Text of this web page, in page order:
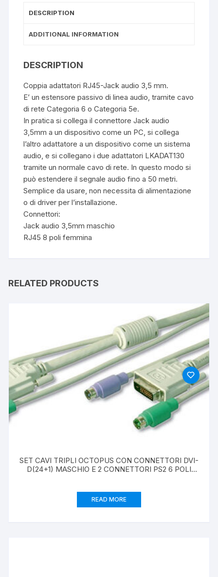
DESCRIPTION
ADDITIONAL INFORMATION
DESCRIPTION
Coppia adattatori RJ45-Jack audio 3,5 mm.
E’ un estensore passivo di linea audio, tramite cavo
di rete Categoria 6 o Categoria 5e.
In pratica si collega il connettore Jack audio
3,5mm a un dispositivo come un PC, si collega
l’altro adattatore a un dispositivo come un sistema
audio, e si collegano i due adattatori LKADAT130
tramite un normale cavo di rete. In questo modo si
può estendere il segnale audio fino a 50 metri.
Semplice da usare, non necessita di alimentazione
o di driver per l’installazione.
Connettori:
Jack audio 3,5mm maschio
RJ45 8 poli femmina
RELATED PRODUCTS
SET CAVI TRIPLI OCTOPUS CON CONNETTORI DVI-
D(24+1) MASCHIO E 2 CONNETTORI PS2 6 POLI
READ MORE